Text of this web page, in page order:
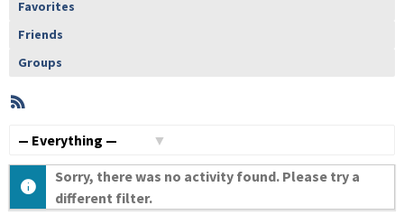
Favorites
Friends
Groups
Member
Activities
Sorry, there was no activity found. Please try a
different filter.